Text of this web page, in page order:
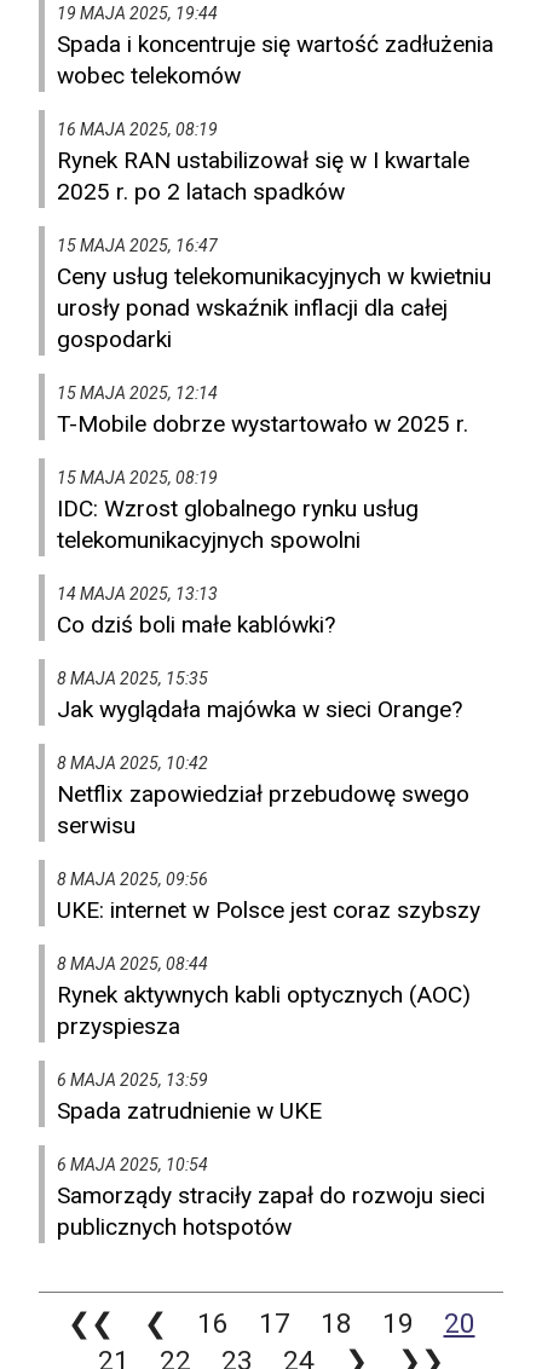
19 MAJA 2025, 19:44
Spada i koncentruje się wartość zadłużenia
wobec telekomów
16 MAJA 2025, 08:19
Rynek RAN ustabilizował się w I kwartale
2025 r. po 2 latach spadków
15 MAJA 2025, 16:47
Ceny usług telekomunikacyjnych w kwietniu
urosły ponad wskaźnik inflacji dla całej
gospodarki
15 MAJA 2025, 12:14
T-Mobile dobrze wystartowało w 2025 r.
15 MAJA 2025, 08:19
IDC: Wzrost globalnego rynku usług
telekomunikacyjnych spowolni
14 MAJA 2025, 13:13
Co dziś boli małe kablówki?
8 MAJA 2025, 15:35
Jak wyglądała majówka w sieci Orange?
8 MAJA 2025, 10:42
Netflix zapowiedział przebudowę swego
serwisu
8 MAJA 2025, 09:56
UKE: internet w Polsce jest coraz szybszy
8 MAJA 2025, 08:44
Rynek aktywnych kabli optycznych (AOC)
przyspiesza
6 MAJA 2025, 13:59
Spada zatrudnienie w UKE
6 MAJA 2025, 10:54
Samorządy straciły zapał do rozwoju sieci
publicznych hotspotów
❮❮ ❮ 16 17 18 19
20
21
22 23 24 ❯ ❯❯